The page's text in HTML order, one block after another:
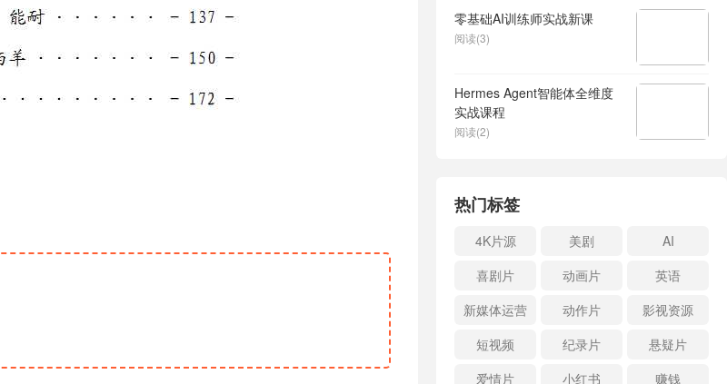
零基础AI训练师实战新课
阅读(3)
Hermes Agent智能体全维度
实战课程
阅读(2)
热门标签
4K片源 美剧
AI
喜剧片
动画片
英语
新媒体运营
动作片
影视资源
短视频
纪录片
悬疑片
爱情片
小红书
赚钱